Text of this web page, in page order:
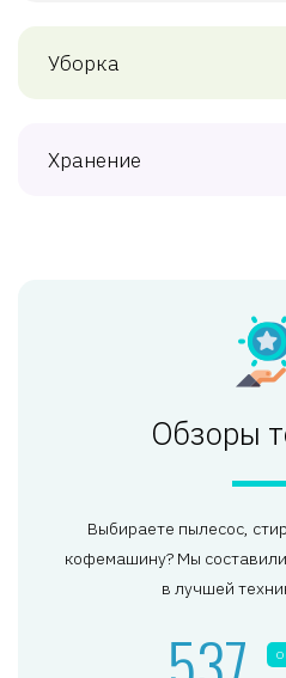
Уборка
Хранение
Обзоры
Выбираете пылесос,
кофемашину? Мы
в лучшей